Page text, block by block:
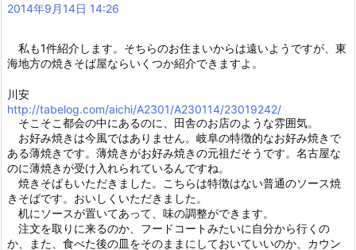
2014年9月14日 14:26
私も1件紹介します。そちらのお住まいからは遠いようですが、東
海地方の焼きそば屋ならいくつか紹介できますよ。
川安
http://tabelog.com/aichi/A2301/A230114/23019242/
そこそこ都会の中にあるのに、田舎のお店のような雰囲気。
お好み焼きは今風ではありません。岐阜の特徴的なお好み焼きで
ある薄焼きです。薄焼きがお好み焼きの元祖だそうです。名古屋な
のに薄焼きが受け入れられているんですね。
焼きそばもいただきました。こちらは特徴はない普通のソース焼
きそばです。おいしくいただきました。
机にソースが置いてあって、味の調整ができます。
注文を取りに来るのか、フードコートみたいに自分から行くの
か、また、食べた後の皿をそのままにしておいていいのか、カウン